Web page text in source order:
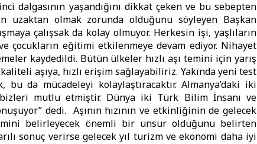
dalgasının yaşandığını dikkat çeken ve bu sebepten
uzaktan olmak zorunda olduğunu söyleyen Başkan
çalışsak da kolay olmuyor. Herkesin işi, yaşlıların
çocukların eğitimi etkilenmeye devam ediyor. Nihayet
kaydedildi. Bütün ülkeler hızlı aşı temini için yarış
aşıya, hızlı erişim sağlayabiliriz. Yakında yeni test
bu da mücadeleyi kolaylaştıracaktır. Almanya’daki iki
bizleri mutlu etmiştir. Dünya iki Türk Bilim İnsanı ve
dedi. Aşının hızının ve etkinliğinin de gelecek
belirleyecek önemli bir unsur olduğunu belirten
sonuç verirse gelecek yıl turizm ve ekonomi daha iyi